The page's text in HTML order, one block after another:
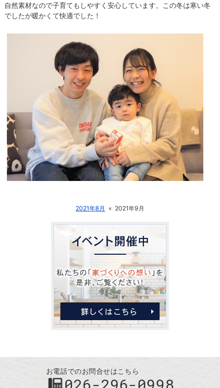
自然素材なので子育てもしやすく安心しています。この冬は寒い冬
でしたが暖かくて快適でした！
2021年8月 « 2021年9月
お電話でのお問合せはこちら